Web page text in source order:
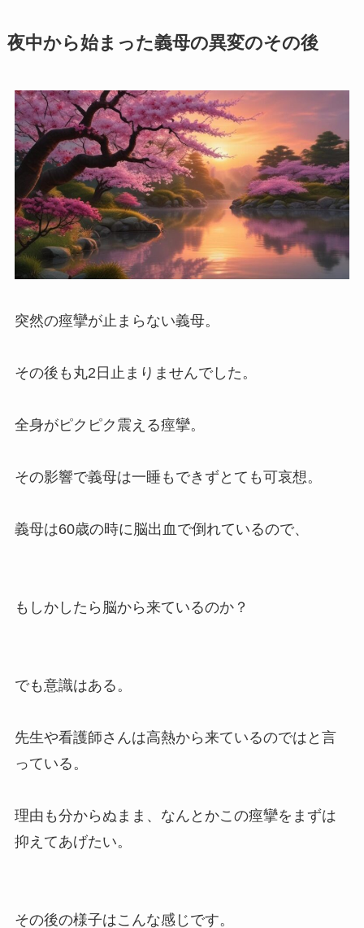
夜中から始まった義母の異変のその後
突然の痙攣が止まらない義母。
その後も丸2日止まりませんでした。
全身がピクピク震える痙攣。
その影響で義母は一睡もできずとても可哀想。
義母は60歳の時に脳出血で倒れているので、
もしかしたら脳から来ているのか？
でも意識はある。
先生や看護師さんは高熱から来ているのではと言
っている。
理由も分からぬまま、なんとかこの痙攣をまずは
抑えてあげたい。
その後の様子はこんな感じです。